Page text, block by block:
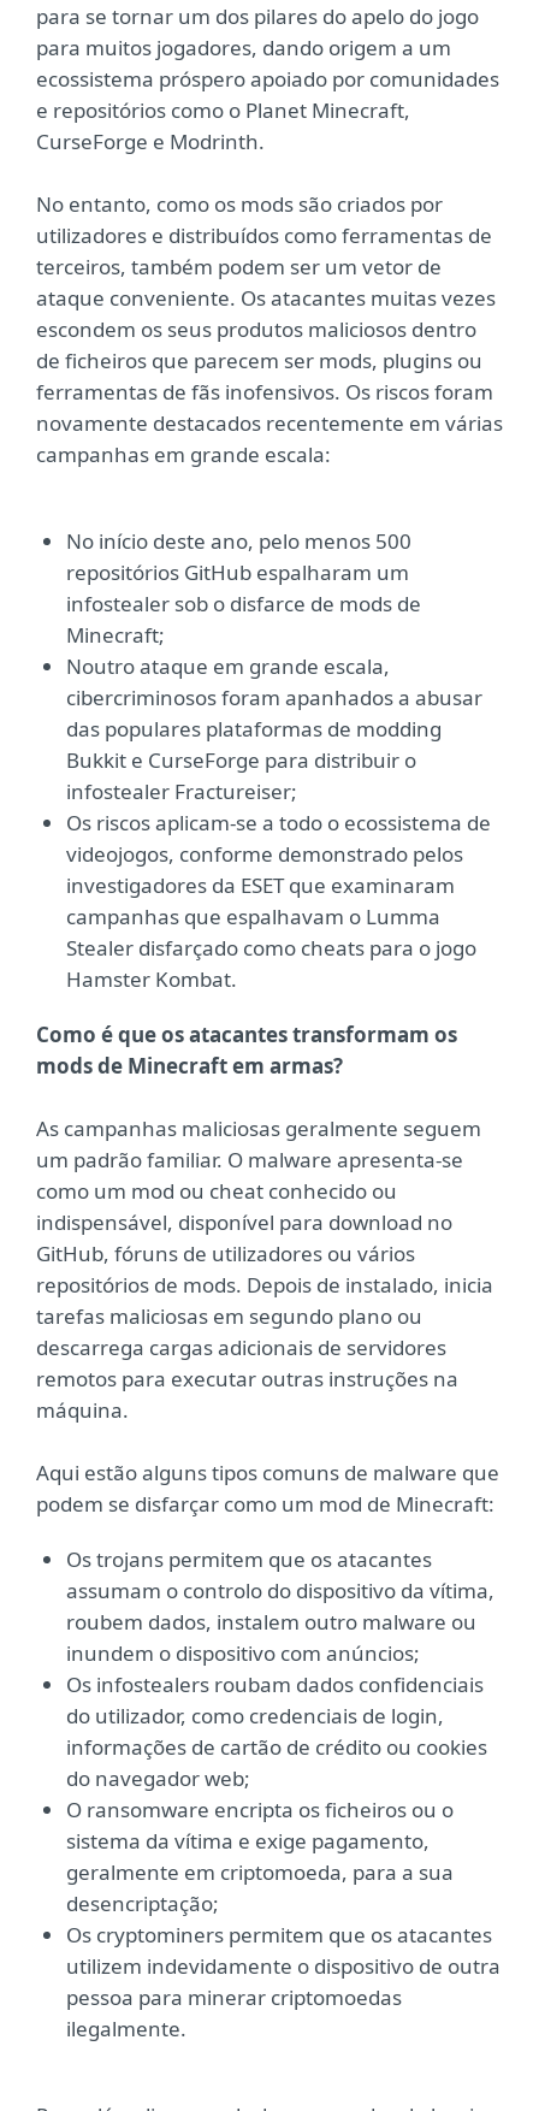
para se tornar um dos pilares do apelo do jogo
para muitos jogadores, dando origem a um
ecossistema próspero apoiado por comunidades
e repositórios como o Planet Minecraft,
CurseForge e Modrinth.
No entanto, como os mods são criados por
utilizadores e distribuídos como ferramentas de
terceiros, também podem ser um vetor de
ataque conveniente. Os atacantes muitas vezes
escondem os seus produtos maliciosos dentro
de ficheiros que parecem ser mods, plugins ou
ferramentas de fãs inofensivos. Os riscos foram
novamente destacados recentemente em várias
campanhas em grande escala:
No início deste ano, pelo menos 500
repositórios GitHub espalharam um
infostealer sob o disfarce de mods de
Minecraft;
Noutro ataque em grande escala,
cibercriminosos foram apanhados a abusar
das populares plataformas de modding
Bukkit e CurseForge para distribuir o
infostealer Fractureiser;
Os riscos aplicam-se a todo o ecossistema de
videojogos, conforme demonstrado pelos
investigadores da ESET que examinaram
campanhas que espalhavam o Lumma
Stealer disfarçado como cheats para o jogo
Hamster Kombat.
Como é que os atacantes transformam os
mods de Minecraft em armas?
As campanhas maliciosas geralmente seguem
um padrão familiar. O malware apresenta-se
como um mod ou cheat conhecido ou
indispensável, disponível para download no
GitHub, fóruns de utilizadores ou vários
repositórios de mods. Depois de instalado, inicia
tarefas maliciosas em segundo plano ou
descarrega cargas adicionais de servidores
remotos para executar outras instruções na
máquina.
Aqui estão alguns tipos comuns de malware que
podem se disfarçar como um mod de Minecraft:
Os trojans permitem que os atacantes
assumam o controlo do dispositivo da vítima,
roubem dados, instalem outro malware ou
inundem o dispositivo com anúncios;
Os infostealers roubam dados confidenciais
do utilizador, como credenciais de login,
informações de cartão de crédito ou cookies
do navegador web;
O ransomware encripta os ficheiros ou o
sistema da vítima e exige pagamento,
geralmente em criptomoeda, para a sua
desencriptação;
Os cryptominers permitem que os atacantes
utilizem indevidamente o dispositivo de outra
pessoa para minerar criptomoedas
ilegalmente.